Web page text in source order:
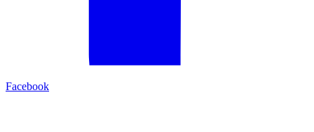
Facebook